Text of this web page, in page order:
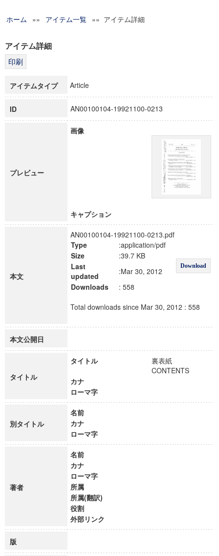
グローバルリサーチインスティテュート
科学研究費補助金研究成果報告書
博士課程教育リーディングプログラム「超成熟社会発展のサ
ホーム »» アイテム一覧 »» アイテム詳細
アイテム詳細
アイテムタイプ Article
ID AN00100104-19921100-0213
プレビュー
画像
キャプション
本文
AN00100104-19921100-0213.pdf
Type
:application/pdf
Download
Size
:39.7 KB
Last
updated
:Mar 30, 2012
Downloads
: 558
Total downloads since Mar 30, 2012 : 558
本文公開日
タイトル
タイトル
裏表紙
CONTENTS
カナ
ローマ字
別タイトル
名前
カナ
ローマ字
著者
名前
カナ
ローマ字
所属
所属(翻訳)
役割
外部リンク
版